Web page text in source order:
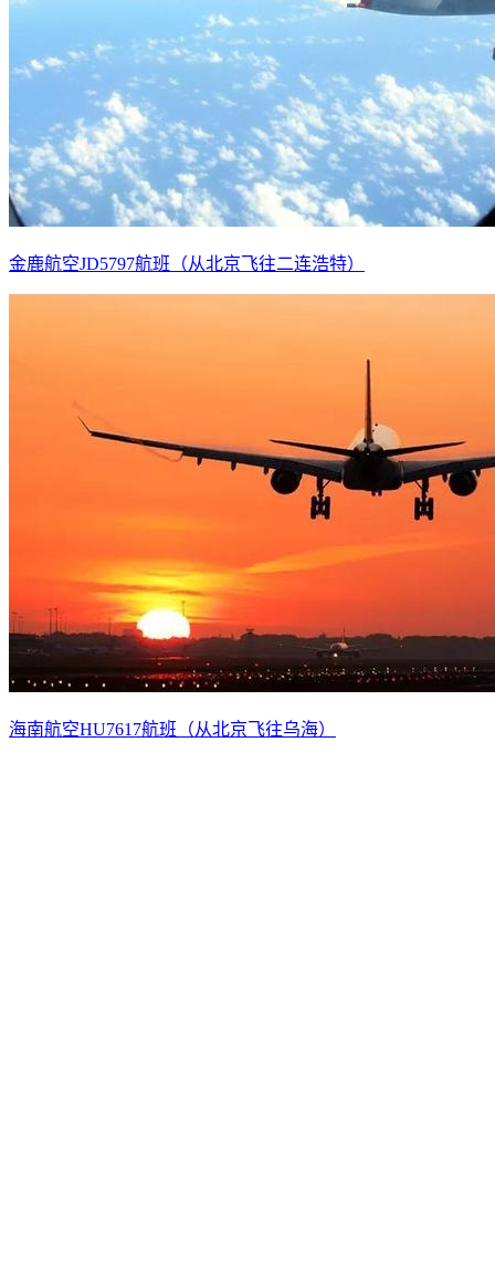
金鹿航空JD5797航班（从北京飞往二连浩特）
海南航空HU7617航班（从北京飞往乌海）